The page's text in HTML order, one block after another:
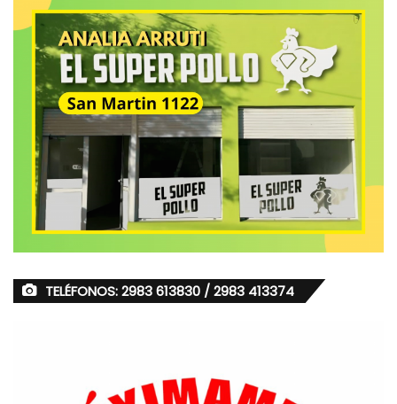
TELÉFONOS: 2983 613830 / 2983 413374